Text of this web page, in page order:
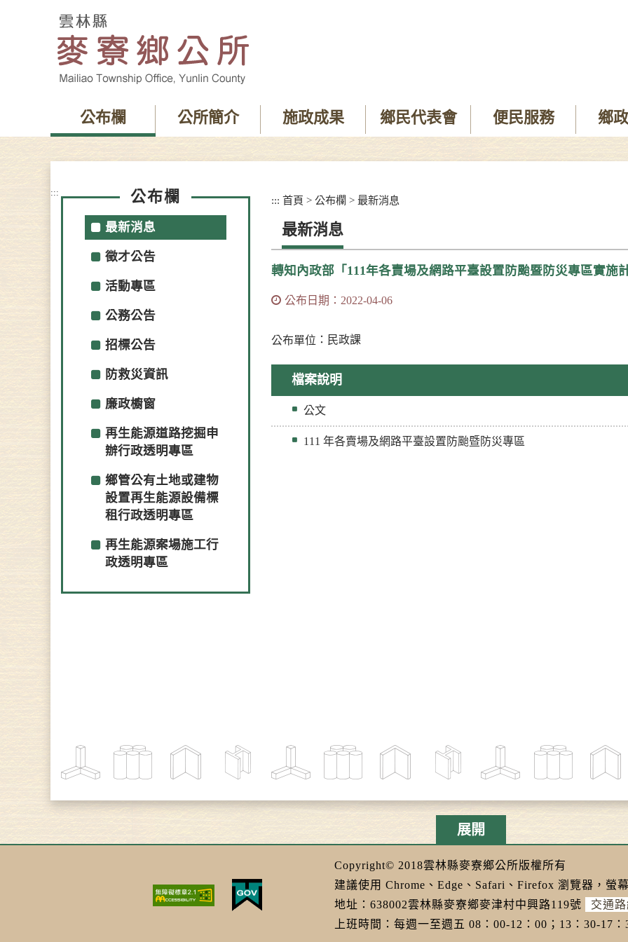
公布欄 公所簡介 施政成果 鄉民代表會 便民服務 鄉
::: 公布欄
最新消息
徵才公告
活動專區
公務公告
招標公告
防救災資訊
廉政櫥窗
再生能源道路挖掘申
辦行政透明專區
鄉管公有土地或建物
設置再生能源設備標
租行政透明專區
再生能源案場施工行
政透明專區
::: 首頁 > 公布欄 > 最新消息
最新消息
轉知內政部「111年各賣場及網路平臺設置防颱暨防災專區實施
公布日期：2022-04-06
公布單位 ：民政課
檔案說明
公文
111 年各賣場及網路平臺設置防颱暨防災專區
展開
Copyright© 2018雲林縣麥寮鄉公所版權所有
建議使用 Chrome、Edge、Safari、Firefox 瀏覽器，螢
地址：638002雲林縣麥寮鄉麥津村中興路119號
交通
上班時間：每週一至週五 08：00-12：00；13：30-17：